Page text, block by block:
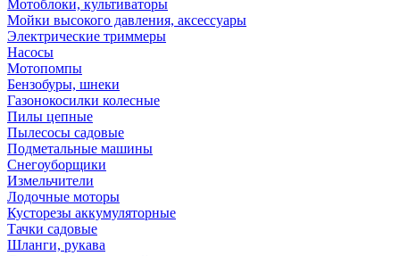
Мотоблоки, культиваторы
Мойки высокого давления, аксессуары
Электрические триммеры
Насосы
Мотопомпы
Бензобуры, шнеки
Газонокосилки колесные
Пилы цепные
Пылесосы садовые
Подметальные машины
Снегоуборщики
Измельчители
Лодочные моторы
Кусторезы аккумуляторные
Тачки садовые
Шланги, рукава